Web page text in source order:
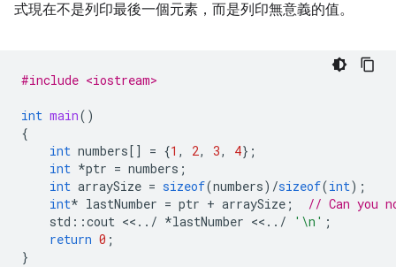
式現在不是列印最後一個元素，而是列印無意義的值。
#include <iostream>
int main()
{
int numbers [] = {1 , 2, 3, 4};
int *ptr = numbers ;
int arraySize = sizeof(numbers) /sizeof(int);
int* lastNumber = ptr + arraySize ;
// Can you
std ::cout << .. / *lastNumber << .. / '\n' ;
return 0 ;
}